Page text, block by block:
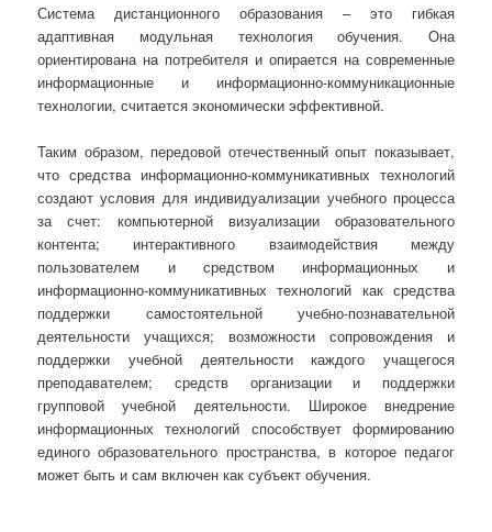
Система дистанционного образования – это гибкая
адаптивная модульная технология обучения. Она
ориентирована на потребителя и опирается на современные
информационные и информационно-коммуникационные
технологии, считается экономически эффективной.
Таким образом, передовой отечественный опыт показывает,
что средства информационно-коммуникативных технологий
создают условия для индивидуализации учебного процесса
за счет: компьютерной визуализации образовательного
контента; интерактивного взаимодействия между
пользователем и средством информационных и
информационно-коммуникативных технологий как средства
поддержки самостоятельной учебно-познавательной
деятельности учащихся; возможности сопровождения и
поддержки учебной деятельности каждого учащегося
преподавателем; средств организации и поддержки
групповой учебной деятельности. Широкое внедрение
информационных технологий способствует формированию
единого образовательного пространства, в которое педагог
может быть и сам включен как субъект обучения.